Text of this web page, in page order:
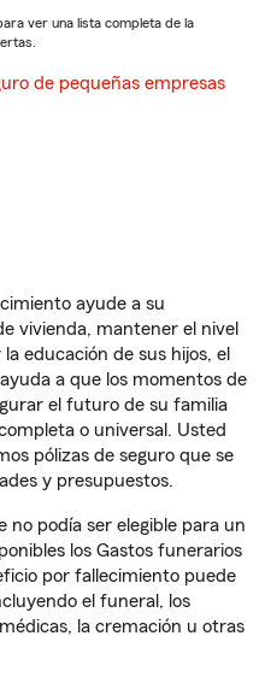
ver una lista completa de la
de pequeñas empresas
ayude a su
vivienda, mantener el nivel
educación de sus hijos, el
a que los momentos de
el futuro de su familia
o universal. Usted
pólizas de seguro que se
y presupuestos.
no podía ser elegible para un
los Gastos funerarios
por fallecimiento puede
el funeral, los
la cremación u otras